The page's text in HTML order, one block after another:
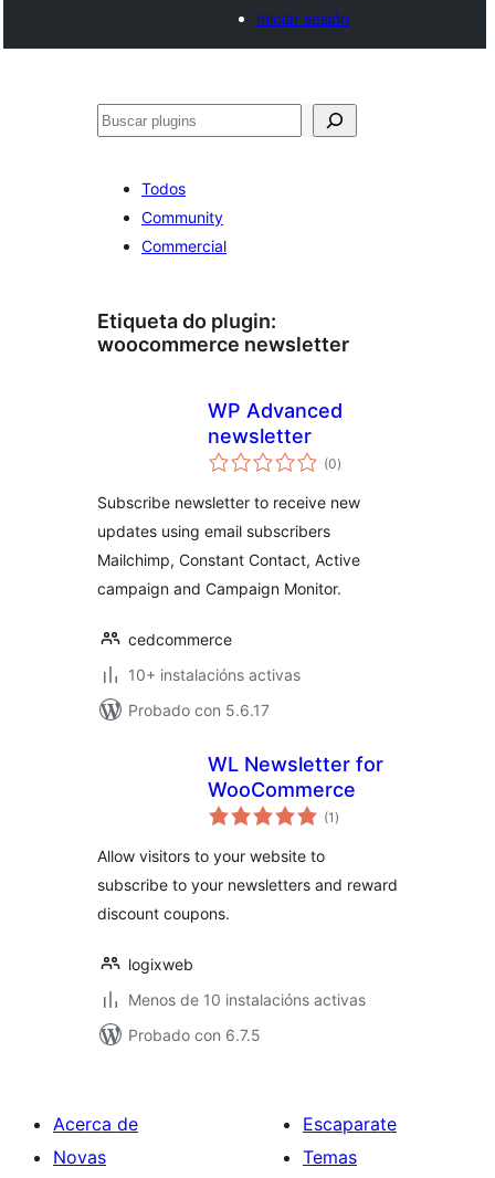
Iniciar sesión
Buscar
Todos
Community
Commercial
Etiqueta do plugin:
woocommerce newsletter
WP Advanced
newsletter
(0valoracións
totais
)
Subscribe newsletter to receive new
updates using email subscribers
Mailchimp, Constant Contact, Active
campaign and Campaign Monitor.
cedcommerce
10+ instalacións activas
Probado con 5.6.17
WL Newsletter for
WooCommerce
(1 valoracións
totais
)
Allow visitors to your website to
subscribe to your newsletters and reward
discount coupons.
logixweb
Menos de 10 instalacións activas
Probado con 6.7.5
Acerca de
Novas
Escaparate
Temas